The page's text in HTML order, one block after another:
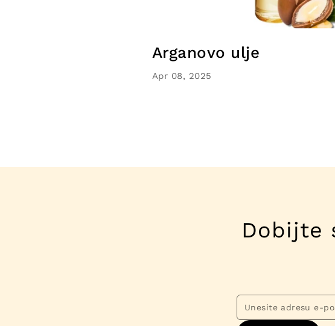
Arganovo ulje
Apr 08, 2025
Dobijte